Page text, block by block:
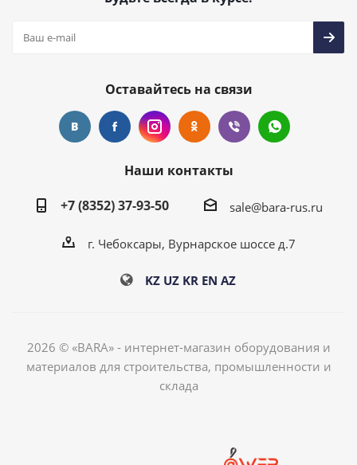
Оставайтесь на связи
Наши контакты
+7 (8352) 37-93-50
sale@bara-rus.ru
г. Чебоксары, Вурнарское шоссе д.7
KZ UZ KR EN AZ
2026 © «BARA» - интернет-магазин оборудования и
материалов для строительства, промышленности и
склада